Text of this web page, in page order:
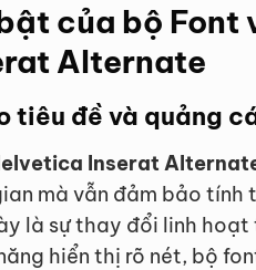
của bộ Font
Alternate
tiêu đề và quảng
Inserat
mà vẫn đảm bảo
là sự thay đổi linh
hiển thị rõ nét, bộ